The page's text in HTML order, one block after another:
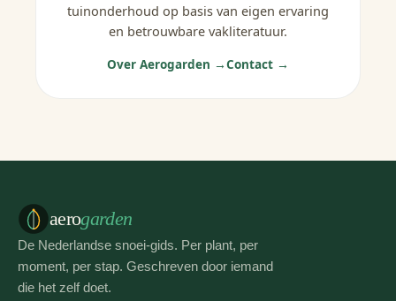
tuinonderhoud op basis van eigen ervaring
en betrouwbare vakliteratuur.
Over Aerogarden →Contact →
aerogarden
De Nederlandse snoei-gids. Per plant, per
moment, per stap. Geschreven door iemand
die het zelf doet.